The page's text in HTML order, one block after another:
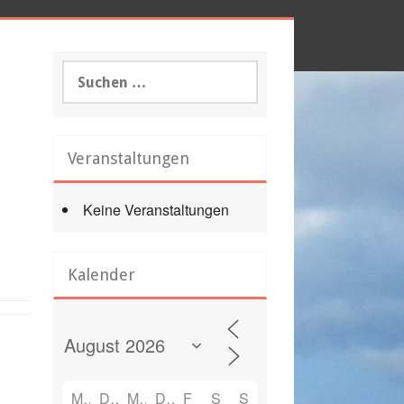
nach:
Veranstaltungen
Keine Veranstaltungen
Kalender
M D M D F S S